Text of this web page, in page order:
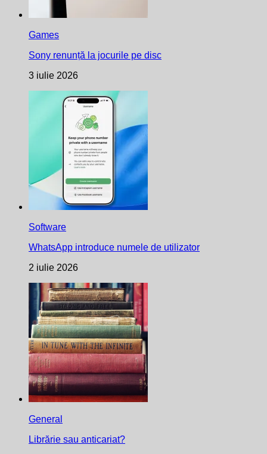
Games
Sony renunță la jocurile pe disc
3 iulie 2026
Software
WhatsApp introduce numele de utilizator
2 iulie 2026
General
Librărie sau anticariat?